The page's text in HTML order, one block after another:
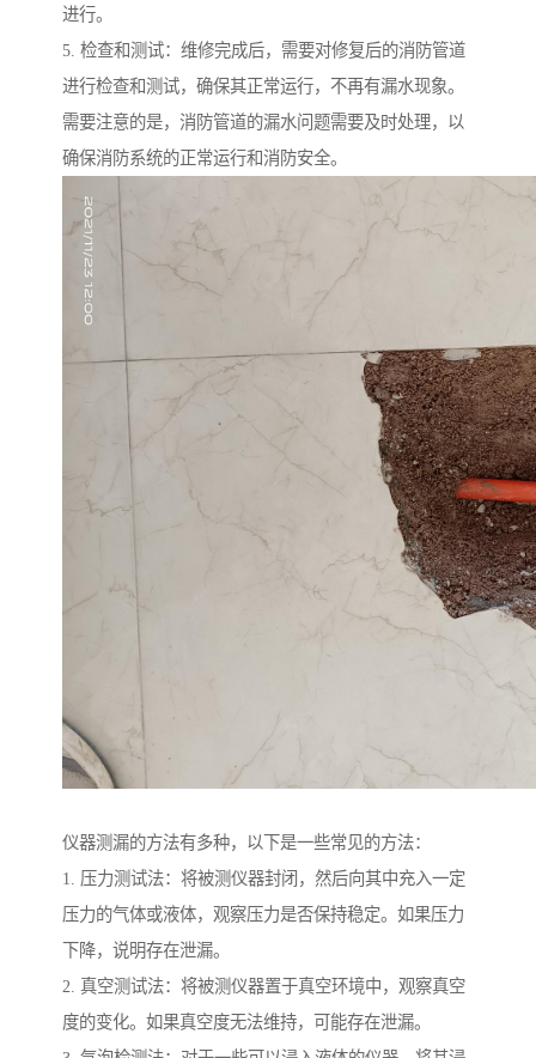
进行。
5. 检查和测试：维修完成后，需要对修复后的消防管道
进行检查和测试，确保其正常运行，不再有漏水现象。
需要注意的是，消防管道的漏水问题需要及时处理，以
确保消防系统的正常运行和消防安全。
仪器测漏的方法有多种，以下是一些常见的方法：
1. 压力测试法：将被测仪器封闭，然后向其中充入一定
压力的气体或液体，观察压力是否保持稳定。如果压力
下降，说明存在泄漏。
2. 真空测试法：将被测仪器置于真空环境中，观察真空
度的变化。如果真空度无法维持，可能存在泄漏。